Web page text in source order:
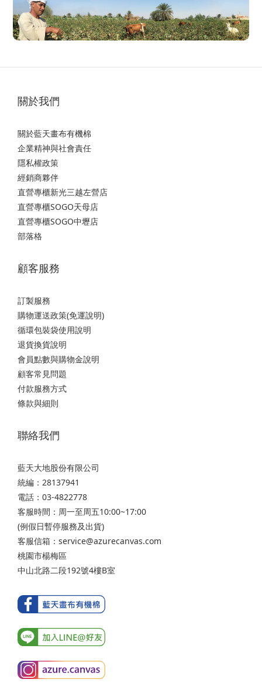
關於我們
關於藍天畫布有機棉
企業精神與社會責任
隱私權政策
經銷商夥伴
直營專櫃新光三越左營店
直營專櫃SOGO天母店
直營專櫃SOGO中壢店
部落格
顧客服務
訂製服務
購物運送政策(免運說明)
循環包裝袋使用說明
退貨換貨說明
會員點數與購物金說明
顧客常見問題
付款服務方式
條款與細則
聯絡我們
藍天大地股份有限公司
統編：28137941
電話：03-4822778
客服時間：周一至周五10:00~17:00
(例假日暫停服務及出貨)
客服信箱：service@azurecanvas.com
桃園市楊梅區
中山北路二段192號4樓B室